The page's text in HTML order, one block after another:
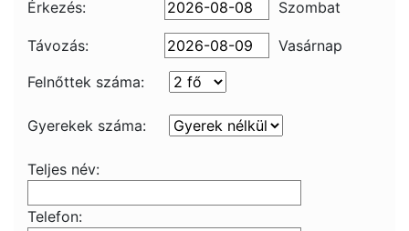
Érkezés: Szombat
Távozás:
Vasárnap
Felnőttek száma:
Gyerekek száma:
Teljes név:
Telefon: